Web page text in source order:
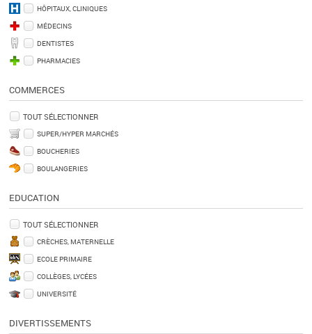
HÔPITAUX, CLINIQUES
MÉDECINS
DENTISTES
PHARMACIES
COMMERCES
TOUT SÉLECTIONNER
SUPER/HYPER MARCHÉS
BOUCHERIES
BOULANGERIES
EDUCATION
TOUT SÉLECTIONNER
CRÈCHES, MATERNELLE
ECOLE PRIMAIRE
COLLÈGES, LYCÉES
UNIVERSITÉ
DIVERTISSEMENTS